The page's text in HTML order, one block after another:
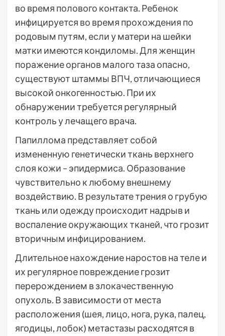
во время полового контакта. Ребенок
инфицируется во время прохождения по
родовым путям, если у матери на шейки
матки имеются кондиломы. Для женщин
поражение органов малого таза опасно,
существуют штаммы ВПЧ, отличающиеся
высокой онкогенностью. При их
обнаружении требуется регулярный
контроль у лечащего врача.
Папиллома представляет собой
измененную генетически ткань верхнего
слоя кожи – эпидермиса. Образование
чувствительно к любому внешнему
воздействию. В результате трения о грубую
ткань или одежду происходит надрыв и
воспаление окружающих тканей, что грозит
вторичным инфицированием.
Длительное нахождение наростов на теле и
их регулярное повреждение грозит
перерождением в злокачественную
опухоль. В зависимости от места
расположения (шея, лицо, нога, рука, палец,
ягодицы, лобок) метастазы расходятся в